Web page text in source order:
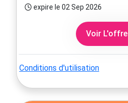
expire le 02 Sep 2026
Voir L'offre
Conditions d'utilisation